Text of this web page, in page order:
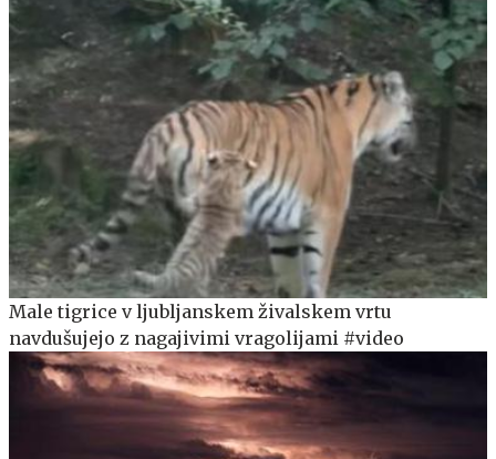
Male tigrice v ljubljanskem živalskem vrtu
navdušujejo z nagajivimi vragolijami #video